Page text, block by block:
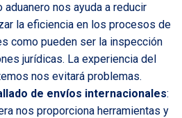
nos ayuda a reducir
la eficiencia en los procesos de
como pueden ser la inspección
jurídicas. La experiencia del
nos evitará problemas.
de envíos internacionales:
nos proporciona herramientas y